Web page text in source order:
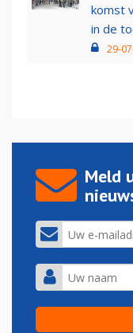
komst
in de
29-
Meld